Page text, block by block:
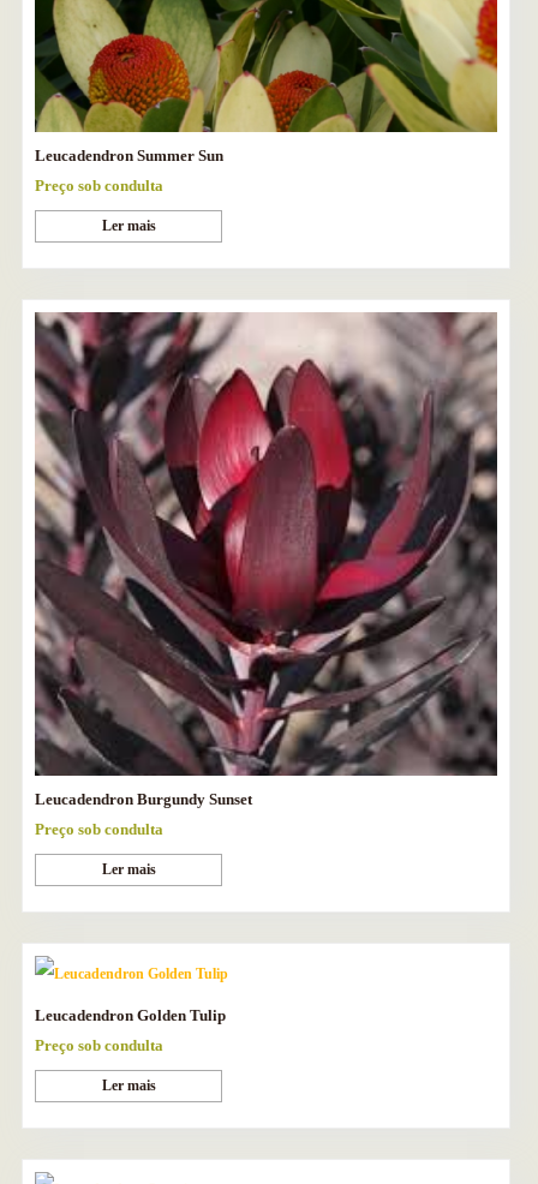
Leucadendron Summer Sun
Preço sob condulta
Ler mais
Leucadendron Burgundy Sunset
Preço sob condulta
Ler mais
Leucadendron Golden Tulip
Preço sob condulta
Ler mais